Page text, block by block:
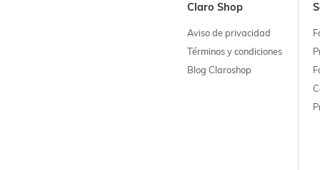
Claro Shop
Aviso de privacidad
Términos y condiciones
Blog Claroshop